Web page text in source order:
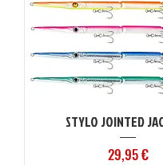
STYLO JOINTED
Precio
29,95 €